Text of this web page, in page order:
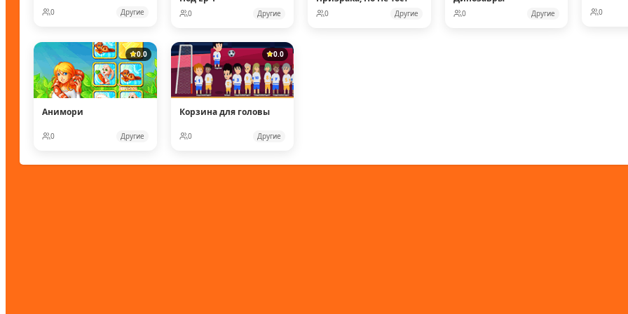
0 Другие 0 Другие 0 Другие 0 Другие 0
0.0
Анимори
0 Другие
0.0
Корзина для головы
0 Другие